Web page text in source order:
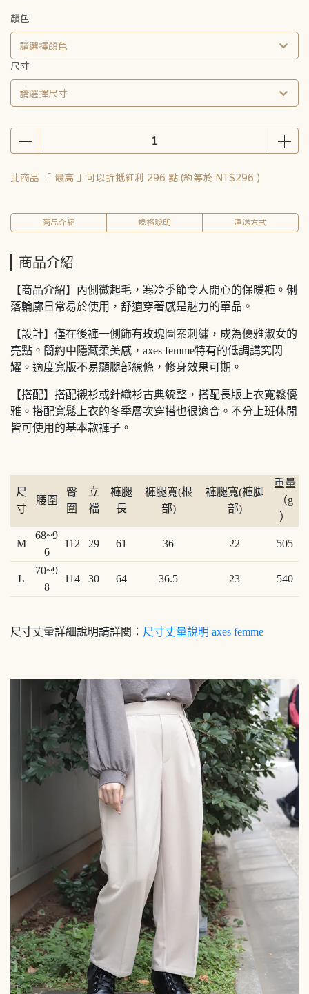
顏色
請選擇顏色
尺寸
請選擇尺寸
此商品 「 最高 」可以折抵紅利 296 點 (約等於 NT$296 )
商品介紹 規格說明 運送方式
商品介紹
【商品介紹】內側微起毛，寒冷季節令人開心的保暖褲。俐
落輪廓日常易於使用，舒適穿著感是魅力的單品。
【設計】僅在後褲一側飾有玫瑰圖案刺繡，成為優雅淑女的
亮點。簡約中隱藏柔美感，axes femme特有的低調講究閃
耀。適度寬版不易顯腿部線條，修身效果可期。
【搭配】搭配襯衫或針織衫古典統整，搭配長版上衣寬鬆優
雅。搭配寬鬆上衣的冬季層次穿搭也很適合。不分上班休閒
皆可使用的基本款褲子。
尺
寸
腰圍
臀
圍
立
襠
褲腿
長
褲腿寬(根
部)
褲腿寬(褲脚
部)
重量
（g
）
M
68~9
6
112 29 61 36 22 505
L
70~9
8
114 30 64 36.5 23 540
尺寸丈量詳細說明請詳閱： 尺寸丈量說明 axes femme